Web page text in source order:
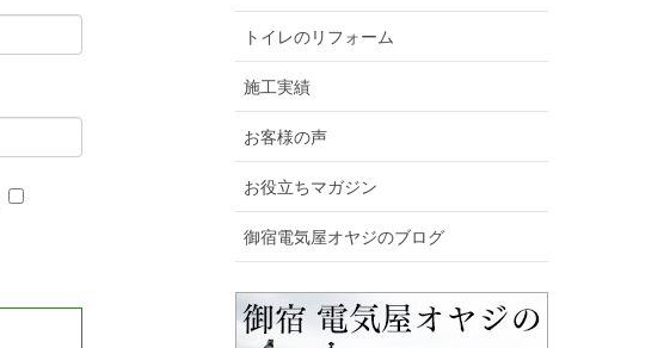
トイレのリフォーム
施工実績
お客様の声
お役立ちマガジン
御宿電気屋オヤジのブログ